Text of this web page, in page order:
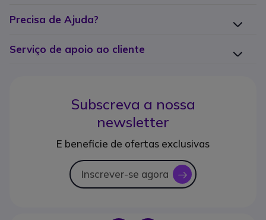
Precisa de Ajuda?
Serviço de apoio ao cliente
Subscreva a nossa
newsletter
E beneficie de ofertas exclusivas
Inscrever-se agora icon